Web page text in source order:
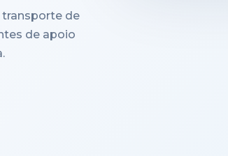
transporte de
de apoio